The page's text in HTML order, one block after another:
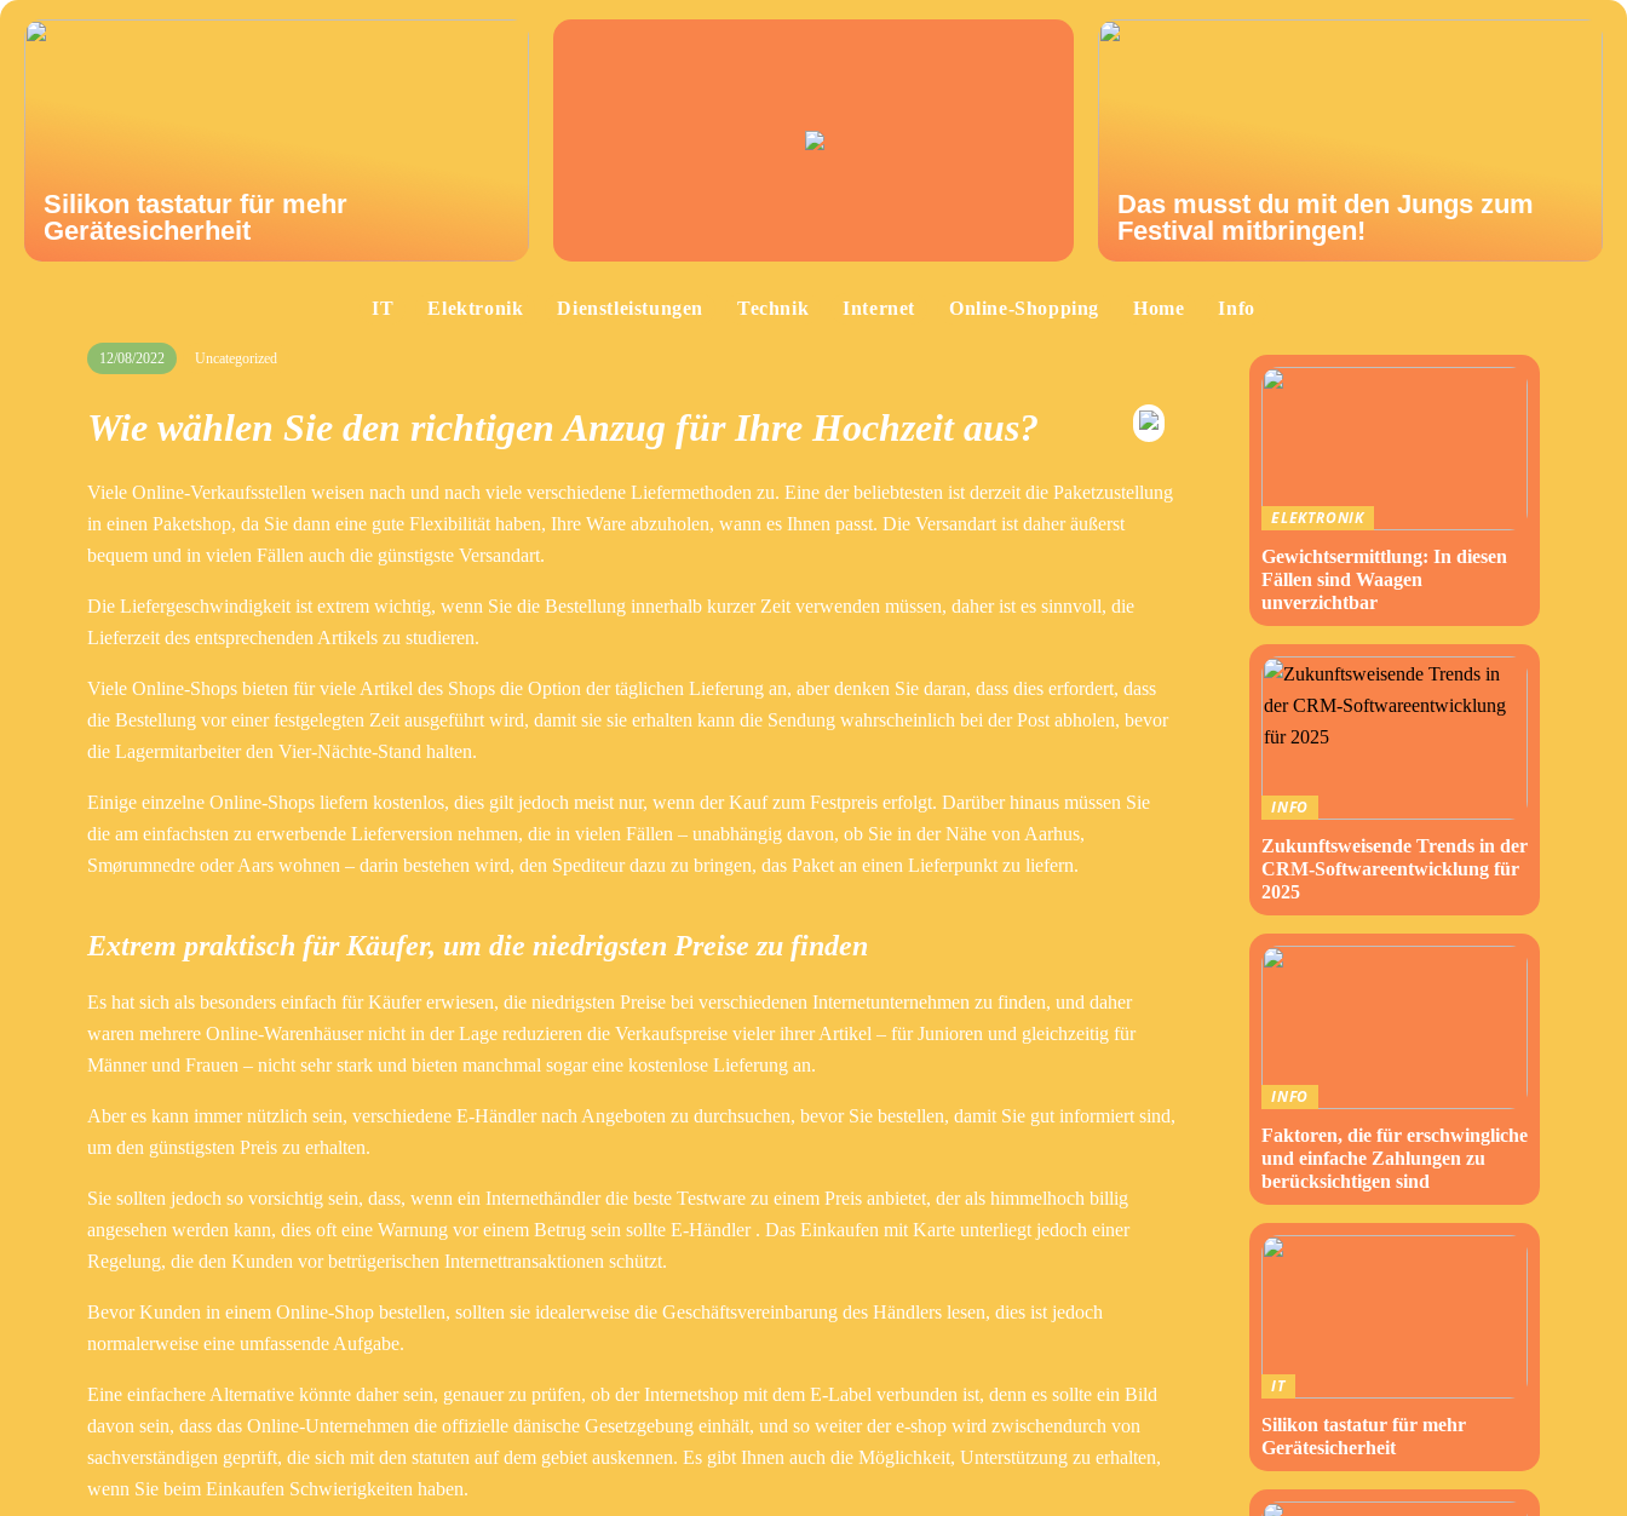
Silikon tastatur für mehr
Gerätesicherheit
Das musst du mit den Jungs zum
Festival mitbringen!
IT Elektronik Dienstleistungen Technik Internet Online-Shopping Home Info
12/08/2022 Uncategorized
Wie wählen Sie den richtigen Anzug für Ihre Hochzeit aus?
Viele Online-Verkaufsstellen weisen nach und nach viele verschiedene Liefermethoden zu. Eine der beliebtesten ist derzeit die Paketzustellung
in einen Paketshop, da Sie dann eine gute Flexibilität haben, Ihre Ware abzuholen, wann es Ihnen passt. Die Versandart ist daher äußerst
bequem und in vielen Fällen auch die günstigste Versandart.
Die Liefergeschwindigkeit ist extrem wichtig, wenn Sie die Bestellung innerhalb kurzer Zeit verwenden müssen, daher ist es sinnvoll, die
Lieferzeit des entsprechenden Artikels zu studieren.
Viele Online-Shops bieten für viele Artikel des Shops die Option der täglichen Lieferung an, aber denken Sie daran, dass dies erfordert, dass
die Bestellung vor einer festgelegten Zeit ausgeführt wird, damit sie sie erhalten kann die Sendung wahrscheinlich bei der Post abholen, bevor
die Lagermitarbeiter den Vier-Nächte-Stand halten.
Einige einzelne Online-Shops liefern kostenlos, dies gilt jedoch meist nur, wenn der Kauf zum Festpreis erfolgt. Darüber hinaus müssen Sie
die am einfachsten zu erwerbende Lieferversion nehmen, die in vielen Fällen – unabhängig davon, ob Sie in der Nähe von Aarhus,
Smørumnedre oder Aars wohnen – darin bestehen wird, den Spediteur dazu zu bringen, das Paket an einen Lieferpunkt zu liefern.
Extrem praktisch für Käufer, um die niedrigsten Preise zu finden
Es hat sich als besonders einfach für Käufer erwiesen, die niedrigsten Preise bei verschiedenen Internetunternehmen zu finden, und daher
waren mehrere Online-Warenhäuser nicht in der Lage reduzieren die Verkaufspreise vieler ihrer Artikel – für Junioren und gleichzeitig für
Männer und Frauen – nicht sehr stark und bieten manchmal sogar eine kostenlose Lieferung an.
Aber es kann immer nützlich sein, verschiedene E-Händler nach Angeboten zu durchsuchen, bevor Sie bestellen, damit Sie gut informiert sind,
um den günstigsten Preis zu erhalten.
Sie sollten jedoch so vorsichtig sein, dass, wenn ein Internethändler die beste Testware zu einem Preis anbietet, der als himmelhoch billig
angesehen werden kann, dies oft eine Warnung vor einem Betrug sein sollte E-Händler . Das Einkaufen mit Karte unterliegt jedoch einer
Regelung, die den Kunden vor betrügerischen Internettransaktionen schützt.
Bevor Kunden in einem Online-Shop bestellen, sollten sie idealerweise die Geschäftsvereinbarung des Händlers lesen, dies ist jedoch
normalerweise eine umfassende Aufgabe.
Eine einfachere Alternative könnte daher sein, genauer zu prüfen, ob der Internetshop mit dem E-Label verbunden ist, denn es sollte ein Bild
davon sein, dass das Online-Unternehmen die offizielle dänische Gesetzgebung einhält, und so weiter der e-shop wird zwischendurch von
sachverständigen geprüft, die sich mit den statuten auf dem gebiet auskennen. Es gibt Ihnen auch die Möglichkeit, Unterstützung zu erhalten,
wenn Sie beim Einkaufen Schwierigkeiten haben.
ELEKTRONIK
Gewichtsermittlung: In diesen
Fällen sind Waagen
unverzichtbar
INFO
Zukunftsweisende Trends in der
CRM-Softwareentwicklung für
2025
INFO
Faktoren, die für erschwingliche
und einfache Zahlungen zu
berücksichtigen sind
IT
Silikon tastatur für mehr
Gerätesicherheit